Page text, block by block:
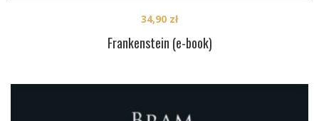
Frankenstein (e-book)
34,90 zł